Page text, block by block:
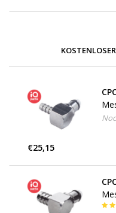
€25,15